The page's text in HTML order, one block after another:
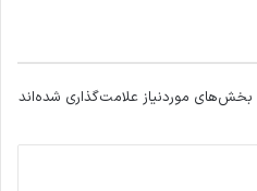
بخش‌های موردنیاز علامت‌گذاری شده‌اند